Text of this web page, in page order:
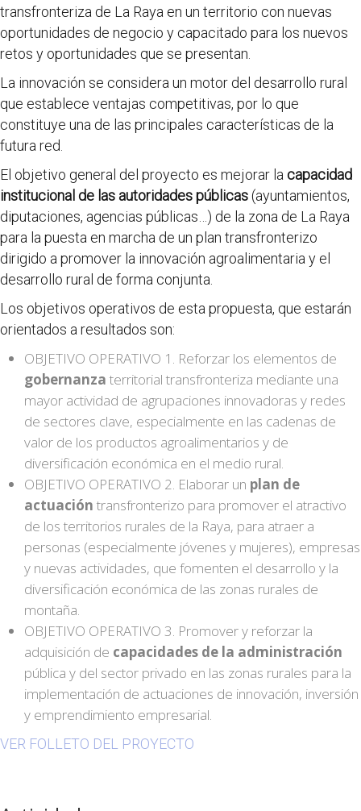
transfronteriza de La Raya en un territorio con nuevas
oportunidades de negocio y capacitado para los nuevos
retos y oportunidades que se presentan.
La innovación se considera un motor del desarrollo rural
que establece ventajas competitivas, por lo que
constituye una de las principales características de la
futura red.
El objetivo general del proyecto es mejorar la capacidad
institucional de las autoridades públicas(ayuntamientos,
diputaciones, agencias públicas…) de la zona de La Raya
para la puesta en marcha de un plan transfronterizo
dirigido a promover la innovación agroalimentaria y el
desarrollo rural de forma conjunta.
Los objetivos operativos de esta propuesta, que estarán
orientados a resultados son:
OBJETIVO OPERATIVO 1. Reforzar los elementos de
gobernanza territorial transfronteriza mediante una
mayor actividad de agrupaciones innovadoras y redes
de sectores clave, especialmente en las cadenas de
valor de los productos agroalimentarios y de
diversificación económica en el medio rural.
OBJETIVO OPERATIVO 2. Elaborar un plan de
actuación transfronterizo para promover el atractivo
de los territorios rurales de la Raya, para atraer a
personas (especialmente jóvenes y mujeres), empresas
y nuevas actividades, que fomenten el desarrollo y la
diversificación económica de las zonas rurales de
montaña.
OBJETIVO OPERATIVO 3. Promover y reforzar la
adquisición de capacidades de la administración
pública y del sector privado en las zonas rurales para la
implementación de actuaciones de innovación, inversión
y emprendimiento empresarial.
VER FOLLETO DEL PROYECTO